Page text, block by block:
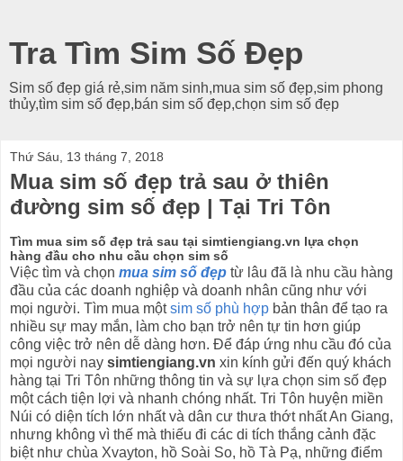
Tra Tìm Sim Số Đẹp
Sim số đẹp giá rẻ,sim năm sinh,mua sim số đẹp,sim phong
thủy,tìm sim số đẹp,bán sim số đẹp,chọn sim số đẹp
Thứ Sáu, 13 tháng 7, 2018
Mua sim số đẹp trả sau ở thiên
đường sim số đẹp | Tại Tri Tôn
Tìm mua sim số đẹp trả sau tại simtiengiang.vn lựa chọn
hàng đầu cho nhu cầu chọn sim số
Việc tìm và chọn mua sim số đẹp từ lâu đã là nhu cầu hàng
đầu của các doanh nghiệp và doanh nhân cũng như với
mọi người. Tìm mua mộtsim số phù hợp bản thân để tạo ra
nhiều sự may mắn, làm cho bạn trở nên tự tin hơn giúp
công việc trở nên dễ dàng hơn. Để đáp ứng nhu cầu đó của
mọi người nay simtiengiang.vn xin kính gửi đến quý khách
hàng tại Tri Tôn những thông tin và sự lựa chọn sim số đẹp
một cách tiện lợi và nhanh chóng nhất. Tri Tôn huyện miền
Núi có diện tích lớn nhất và dân cư thưa thớt nhất An Giang,
nhưng không vì thế mà thiếu đi các di tích thắng cảnh đặc
biệt như chùa Xvayton, hồ Soài So, hồ Tà Pạ, những điểm